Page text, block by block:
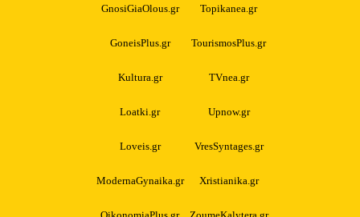
GnosiGiaOlous.gr Topikanea.gr
GoneisPlus.gr TourismosPlus.gr
Kultura.gr TVnea.gr
Loatki.gr Upnow.gr
Loveis.gr VresSyntages.gr
ModernaGynaika.gr Xristianika.gr